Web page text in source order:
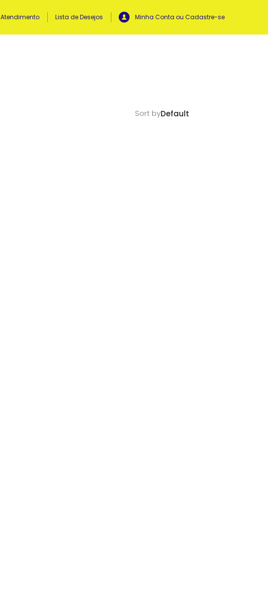
Atendimento Lista de Desejos Minha Conta ou Cadastre-se
Sort by